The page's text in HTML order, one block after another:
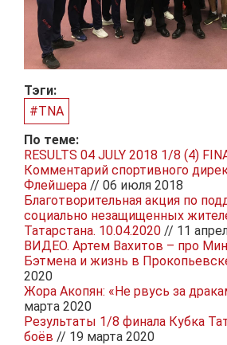
Тэги:
#TNA
По теме:
RESULTS 04 JULY 2018 1/8 (4)
Комментарий спортивного
Флейшера // 06 июля 2018
Благотворительная акция по
социально незащищенных
Татарстана. 10.04.2020 // 11
ВИДЕО. Артем Вахитов – про
Бэтмена и жизнь в
2020
Жора Акопян: «Не рвусь за
марта 2020
Результаты 1/8 финала Кубка
боёв // 19 марта 2020